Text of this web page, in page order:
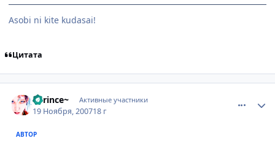
Аsobi ni kite kudasai!
Цитата
~Prince~ Активные участники
19 Ноября, 200718 г
АВТОР